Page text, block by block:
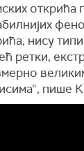
открића
нису
ретки,
пише